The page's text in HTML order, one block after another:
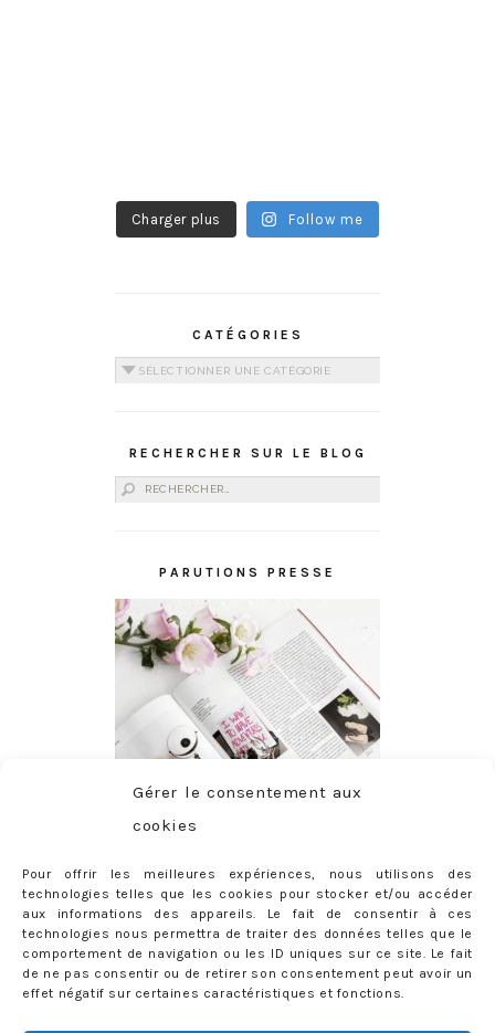
Gérer le consentement aux
cookies
Pour offrir les meilleures expériences, nous utilisons des
technologies telles que les cookies pour stocker et/ou accéder
aux informations des appareils. Le fait de consentir à ces
technologies nous permettra de traiter des données telles que le
comportement de navigation ou les ID uniques sur ce site. Le fait
de ne pas consentir ou de retirer son consentement peut avoir un
effet négatif sur certaines caractéristiques et fonctions.
Charger plus Follow me
CATÉGORIES
Catégories
RECHERCHER SUR LE BLOG
Rechercher :
PARUTIONS PRESSE
ABONNEMENT